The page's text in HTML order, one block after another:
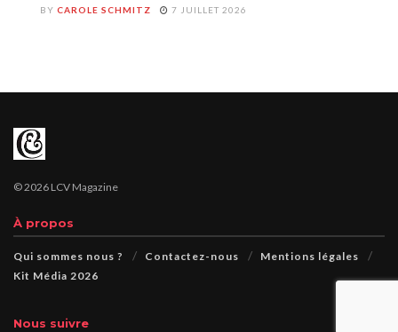
BY CAROLE SCHMITZ 7 JUILLET 2026
© 2026 LCV Magazine
À propos
Qui sommes nous ? Contactez-nous
Mentions légales
Kit Média 2026
Nous suivre